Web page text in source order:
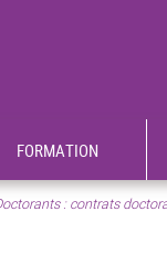
FORMATION
: contrats